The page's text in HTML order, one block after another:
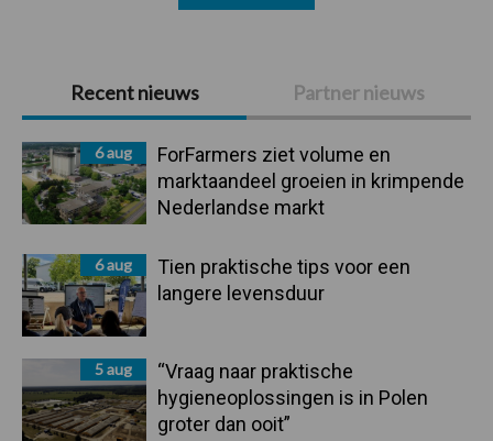
Primaire
Sidebar
Recent nieuws Partner nieuws
6 aug
ForFarmers ziet volume en
marktaandeel groeien in krimpende
Nederlandse markt
6 aug
Tien praktische tips voor een
langere levensduur
5 aug
“Vraag naar praktische
hygieneoplossingen is in Polen
groter dan ooit”